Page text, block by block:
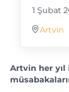
1 Şubat
Artvin
Artvin her yıl